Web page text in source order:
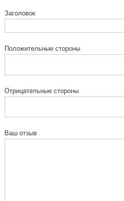
Заголовок
Положительные стороны
Отрицательные стороны
Ваш отзыв